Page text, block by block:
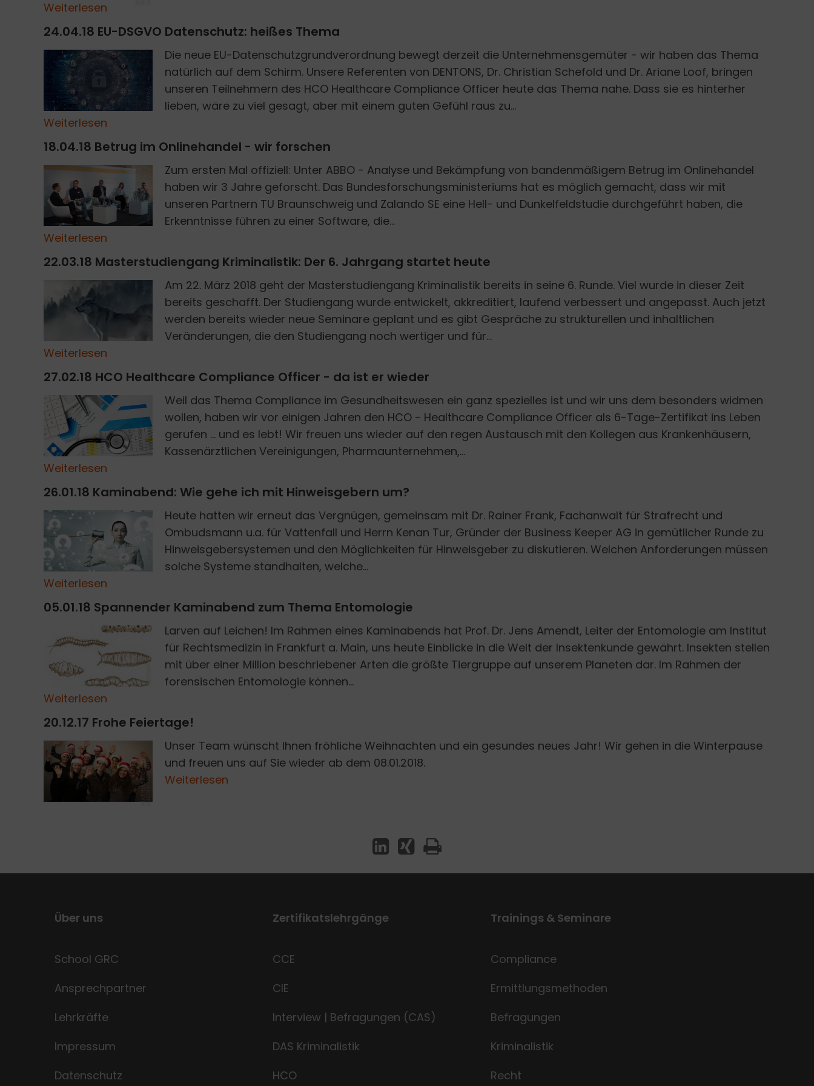
Weiterlesen
24.04.18 EU-DSGVO Datenschutz: heißes Thema
PIXABAY
Die neue EU-Datenschutzgrundverordnung bewegt derzeit die Unternehmensgemüter - wir haben das Thema
natürlich auf dem Schirm. Unsere Referenten von DENTONS, Dr. Christian Schefold und Dr. Ariane Loof, bringen
unseren Teilnehmern des HCO Healthcare Compliance Officer heute das Thema nahe. Dass sie es hinterher
lieben, wäre zu viel gesagt, aber mit einem guten Gefühl raus zu...
Weiterlesen
18.04.18 Betrug im Onlinehandel - wir forschen
@SCHUFA
Zum ersten Mal offiziell: Unter ABBO - Analyse und Bekämpfung von bandenmäßigem Betrug im Onlinehandel
haben wir 3 Jahre geforscht. Das Bundesforschungsministeriums hat es möglich gemacht, dass wir mit
unseren Partnern TU Braunschweig und Zalando SE eine Hell- und Dunkelfeldstudie durchgeführt haben, die
Erkenntnisse führen zu einer Software, die...
Weiterlesen
22.03.18 Masterstudiengang Kriminalistik: Der 6. Jahrgang startet heute
Am 22. März 2018 geht der Masterstudiengang Kriminalistik bereits in seine 6. Runde. Viel wurde in dieser Zeit
bereits geschafft. Der Studiengang wurde entwickelt, akkreditiert, laufend verbessert und angepasst. Auch jetzt
werden bereits wieder neue Seminare geplant und es gibt Gespräche zu strukturellen und inhaltlichen
Veränderungen, die den Studiengang noch wertiger und für...
Weiterlesen
27.02.18 HCO Healthcare Compliance Officer - da ist er wieder
FOTOLIA
Weil das Thema Compliance im Gesundheitswesen ein ganz spezielles ist und wir uns dem besonders widmen
wollen, haben wir vor einigen Jahren den HCO - Healthcare Compliance Officer als 6-Tage-Zertifikat ins Leben
gerufen ... und es lebt! Wir freuen uns wieder auf den regen Austausch mit den Kollegen aus Krankenhäusern,
Kassenärztlichen Vereinigungen, Pharmaunternehmen,...
Weiterlesen
26.01.18 Kaminabend: Wie gehe ich mit Hinweisgebern um?
Heute hatten wir erneut das Vergnügen, gemeinsam mit Dr. Rainer Frank, Fachanwalt für Strafrecht und
Ombudsmann u.a. für Vattenfall und Herrn Kenan Tur, Gründer der Business Keeper AG in gemütlicher Runde zu
Hinweisgebersystemen und den Möglichkeiten für Hinweisgeber zu diskutieren. Welchen Anforderungen müssen
solche Systeme standhalten, welche...
Weiterlesen
05.01.18 Spannender Kaminabend zum Thema Entomologie
Larven auf Leichen! Im Rahmen eines Kaminabends hat Prof. Dr. Jens Amendt, Leiter der Entomologie am Institut
für Rechtsmedizin in Frankfurt a. Main, uns heute Einblicke in die Welt der Insektenkunde gewährt. Insekten stellen
mit über einer Million beschriebener Arten die größte Tiergruppe auf unserem Planeten dar. Im Rahmen der
forensischen Entomologie können...
Weiterlesen
20.12.17 Frohe Feiertage!
M
A
T
H
I
A
S
R
I
C
H
T
ER
|
I
M
A
G
O
F
O
T
O
K
U
N
ST
Unser Team wünscht Ihnen fröhliche Weihnachten und ein gesundes neues Jahr! Wir gehen in die Winterpause
und freuen uns auf Sie wieder ab dem 08.01.2018.
Weiterlesen
Über uns
School GRC
Ansprechpartner
Lehrkräfte
Impressum
Datenschutz
Zertifikatslehrgänge
CCE
CIE
Interview | Befragungen (CAS)
DAS Kriminalistik
HCO
Trainings & Seminare
Compliance
Ermittlungsmethoden
Befragungen
Kriminalistik
Recht